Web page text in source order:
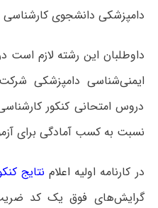
دامپزشکی دانشجوی
داوطلبان این رشته لازم است
ایمنی‌شناسی دامپزشکی
دروس امتحانی کنکور
نسبت به کسب آمادگی برای
در کارنامه اولیه اعلام نتایج
گرایش‌های فوق یک کد